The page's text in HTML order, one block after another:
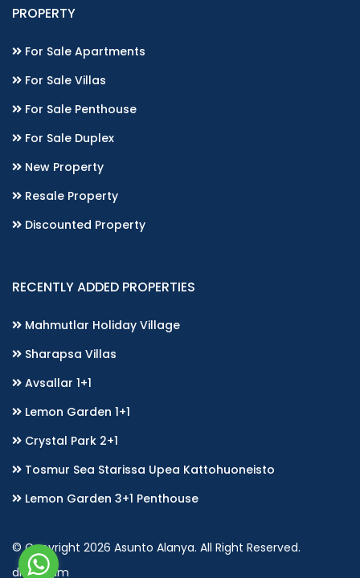
PROPERTY
For Sale Apartments
For Sale Villas
For Sale Penthouse
For Sale Duplex
New Property
Resale Property
Discounted Property
RECENTLY ADDED PROPERTIES
Mahmutlar Holiday Village
Sharapsa Villas
Avsallar 1+1
Lemon Garden 1+1
Crystal Park 2+1
Tosmur Sea Starissa Upea Kattohuoneisto
Lemon Garden 3+1 Penthouse
© Copyright 2026 Asunto Alanya. All Right Reserved.
diff bilişim